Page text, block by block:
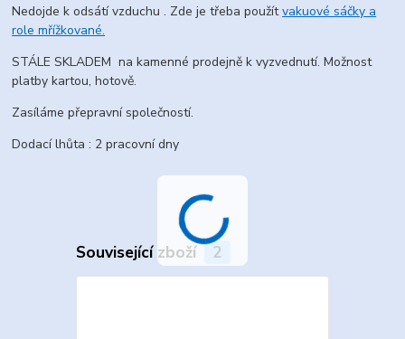
Nedojde k odsátí vzduchu . Zde je třeba použítvakuové sáčky a
role mřížkované.
STÁLE SKLADEM na kamenné prodejně k vyzvednutí. Možnost
platby kartou, hotově.
Zasíláme přepravní společností.
Dodací lhůta : 2 pracovní dny
Související zboží 2